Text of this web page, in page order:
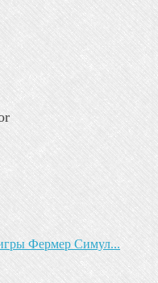
Фермер Симул...